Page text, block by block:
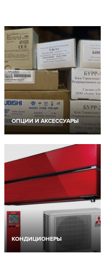
{
ОПЦИИ И АКСЕССУАРЫ
КОНДИЦИОНЕРЫ